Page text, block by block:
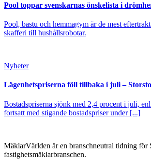
Pool toppar svenskarnas önskelista i
Pool, bastu och hemmagym är de mest
skafferi till hushållsrobotar.
Nyheter
Lägenhetspriserna föll tillbaka i juli –
Bostadspriserna sjönk med 2,4 procent i juli,
fortsatt med stigande bostadspriser under [...]
MäklarVärlden är en branschneutral tidning för
fastighetsmäklarbranschen.